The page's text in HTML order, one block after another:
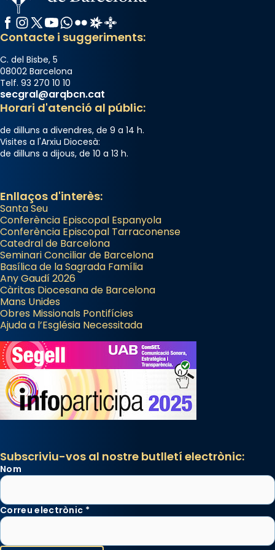
pontifici, amb orquestra i cor, i té una
duració aproximada de tres hores. Després,
processó (recuperada el 1972) al voltant
del temple amb les relíquies de les santes.
Des de 1985 hi participa també un grup de
diablesses amb música i ball propis. Festa
gran a Mataró.
Santes a Mataró»🥵.
Photo
Facebook
Instagram
X / Twitter
YouTube
WhatsApp
FlickrRadio Estel
Catalunya Cristiana
Contacte i suggeriments:
C. del Bisbe, 5
08002 Barcelona
Telf. 93 270 10 10
secgral@arqbcn.cat
Horari d'atenció al públic:
de dilluns a divendres, de 9 a 14 h.
Visites a l'Arxiu Diocesà:
de dilluns a dijous, de 10 a 13 h.
Enllaços d'interès:
Santa Seu
Conferència Episcopal Espanyola
Conferència Episcopal Tarraconense
Catedral de Barcelona
Seminari Conciliar de Barcelona
Basílica de la Sagrada Família
Any Gaudí 2026
Càritas Diocesana de Barcelona
Mans Unides
Obres Missionals Pontifícies
Ajuda a l’Església Necessitada
Subscriviu-vos al nostre butlletí electrònic:
Nom
Correu electrònic *